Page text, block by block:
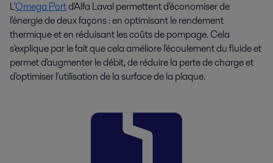
L'Omega Portd'Alfa Laval permettent d'économiser de
l'énergie de deux façons : en optimisant le rendement
thermique et en réduisant les coûts de pompage. Cela
s'explique par le fait que cela améliore l'écoulement du fluide et
permet d'augmenter le débit, de réduire la perte de charge et
d'optimiser l'utilisation de la surface de la plaque.